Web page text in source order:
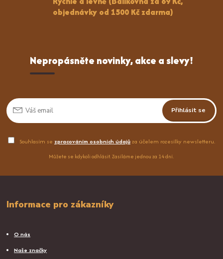
objednávky od 1500 Kč zdarma)
Nepropásněte novinky, akce a slevy!
Přihlásit se
Souhlasím se zpracováním osobních údajůza účelem rozesílky newsletteru.
Můžete se kdykoli odhlásit. Zasíláme jednou za 14 dní.
Informace pro zákazníky
O nás
Naše značky